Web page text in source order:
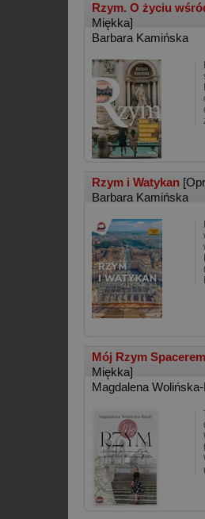
Rzym. O życiu
Miękka]
Barbara Kamińska
Rzym i Watykan
Barbara Kamińska
Mój Rzym
Miękka]
Magdalena